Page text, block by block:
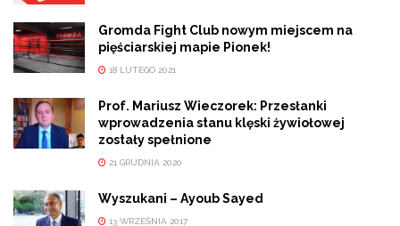
Gromda Fight Club nowym miejscem na
pięściarskiej mapie Pionek!
18 LUTEGO 2021
Prof. Mariusz Wieczorek: Przesłanki
wprowadzenia stanu klęski żywiołowej
zostały spełnione
21 GRUDNIA 2020
Wyszukani – Ayoub Sayed
13 WRZEŚNIA 2017